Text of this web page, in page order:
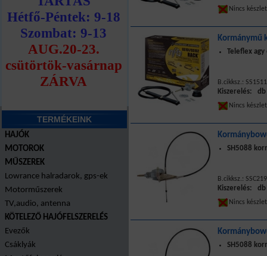
TERMÉKEINK
HAJÓK
MOTOROK
MŰSZEREK
Lowrance halradarok, gps-ek
Motorműszerek
TV,audio, antenna
KÖTELEZŐ HAJÓFELSZERELÉS
Evezők
Csáklyák
Nincs
Kormánymű
Teleflex
B.cikksz.:
Kiszerelés: db
Nincs
SH5088
B.cikksz.:
Kiszerelés: db
Nincs
SH5088